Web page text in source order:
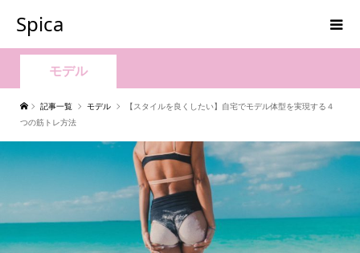
Spica
モデル
記事一覧 モデル
【スタイルを良くしたい】自宅でモデル体型を実現する４
つの筋トレ方法